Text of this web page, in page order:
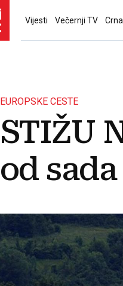
Vijesti Večernji TV
EUROPSKE CESTE
STIŽU
od